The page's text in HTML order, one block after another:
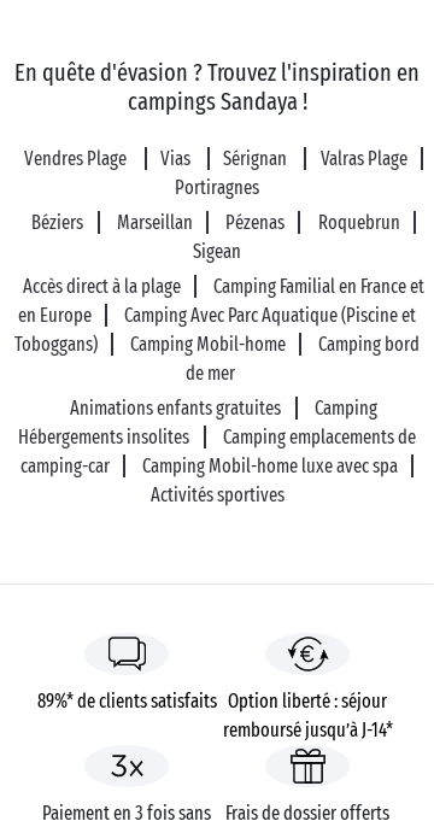
En quête d'évasion ? Trouvez l'inspiration en
campings Sandaya !
Vendres Plage Vias Sérignan
Valras Plage
Portiragnes
Béziers
Marseillan Pézenas
Roquebrun
Sigean
Accès direct à la plage
Camping Familial en France et
en Europe
Camping Avec Parc Aquatique (Piscine et
Toboggans)
Camping Mobil-home
Camping bord
de mer
Animations enfants gratuites
Camping
Hébergements insolites
Camping emplacements de
camping-car
Camping Mobil-home luxe avec spa
Activités sportives
89%* de clients satisfaits Option liberté : séjour
remboursé jusqu’à J-14*
Paiement en 3 fois sans
Frais de dossier offerts